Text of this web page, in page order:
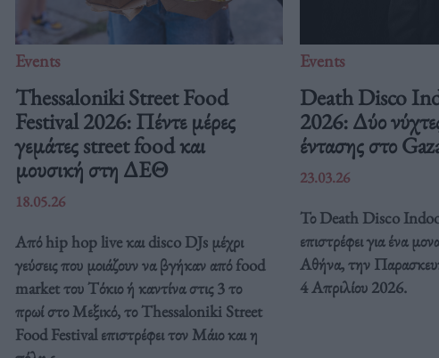
Events
Thessaloniki Street Food
Festival 2026: Πέντε μέρες
γεμάτες street food και
μουσική στη ΔΕΘ
18.05.26
Από hip hop live και disco DJs μέχρι
γεύσεις που μοιάζουν να βγήκαν από food
market του Τόκιο ή καντίνα στις 3 το
πρωί στο Μεξικό, το Thessaloniki Street
Food Festival επιστρέφει τον Μάιο και η
Events
Death Disco
2026: Δύο
έντασης στο
23.03.26
Το Death Disco
επιστρέφει για ένα
Αθήνα, την
4 Απριλίου 2026.